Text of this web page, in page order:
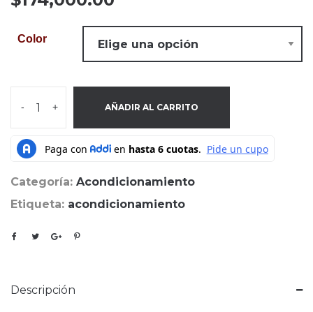
Color
- + AÑADIR AL CARRITO
Categoría: Acondicionamiento
Etiqueta: acondicionamiento
Descripción